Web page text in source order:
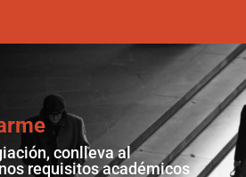
conlleva al
requisitos académicos